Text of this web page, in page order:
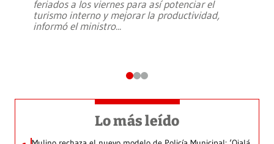
feriados a los viernes para así potenciar el
turismo interno y mejorar la productividad,
informó el ministro...
Lo más leído